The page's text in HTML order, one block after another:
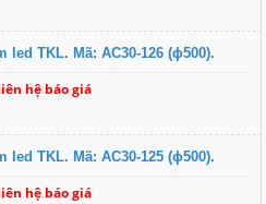
led TKL. Mã: AC30-126 (ɸ500).
hệ báo giá
led TKL. Mã: AC30-125 (ɸ500).
hệ báo giá